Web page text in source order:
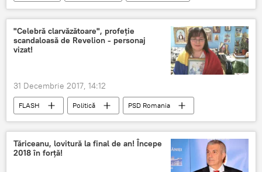
Patriarhul Daniel
mesaj
România
Anul Nou
"Celebră clarvăzătoare", profeţie
scandaloasă de Revelion - personaj
vizat!
31 Decembrie 2017, 14:12
FLASH Politică
PSD Romania
Profeție
presupunere
personaj vizat
România
Tăriceanu, lovitură la final de an! Începe
2018 în forță!